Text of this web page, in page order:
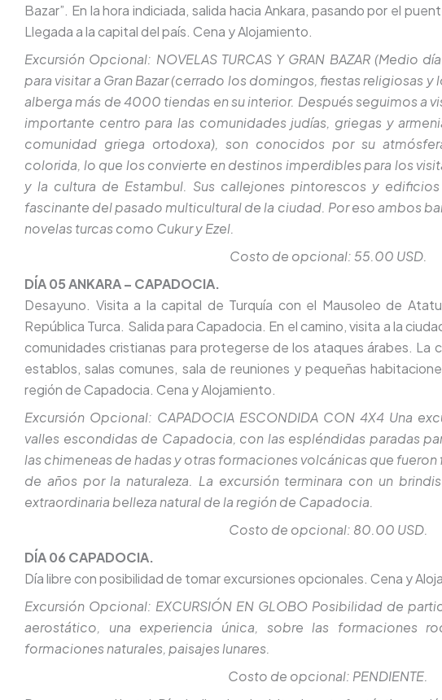
Bazar”. En la hora indiciada, salida hacia Ankara, pasando por el
Llegada a la capital del país. Cena y Alojamiento.
Excursión Opcional: NOVELAS TURCAS Y GRAN BAZAR (Medio
para visitar a Gran Bazar (cerrado los domingos, fiestas religiosas
alberga más de 4000 tiendas en su interior. Después seguimos a
importante centro para las comunidades judías, griegas y
comunidad griega ortodoxa), son conocidos por su
colorida, lo que los convierte en destinos imperdibles para los
y la cultura de Estambul. Sus callejones pintorescos y
fascinante del pasado multicultural de la ciudad. Por eso ambos
novelas turcas como Cukur y Ezel.
Costo de opcional: 55.00 USD.
DÍA 05 ANKARA – CAPADOCIA.
Desayuno. Visita a la capital de Turquía con el Mausoleo de
República Turca. Salida para Capadocia. En el camino, visita a la
comunidades cristianas para protegerse de los ataques árabes. La
establos, salas comunes, sala de reuniones y pequeñas
región de Capadocia. Cena y Alojamiento.
Excursión Opcional: CAPADOCIA ESCONDIDA CON 4X4 Una
valles escondidas de Capadocia, con las espléndidas paradas
las chimeneas de hadas y otras formaciones volcánicas que
de años por la naturaleza. La excursión terminara con un
extraordinaria belleza natural de la región de Capadocia.
Costo de opcional: 80.00 USD.
DÍA 06 CAPADOCIA.
Día libre con posibilidad de tomar excursiones opcionales. Cena y
Excursión Opcional: EXCURSIÓN EN GLOBO Posibilidad de
aerostático, una experiencia única, sobre las formaciones
formaciones naturales, paisajes lunares.
Costo de opcional: PENDIENTE.